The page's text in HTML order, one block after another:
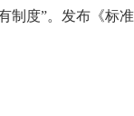
制度”。发布《标